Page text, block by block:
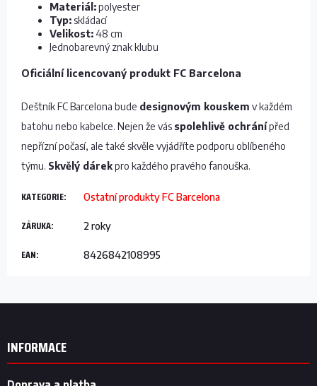
Materiál:polyester
Typ:skládací
Velikost:48 cm
Jednobarevný znak klubu
Oficiální licencovaný produkt FC Barcelona
Deštník FC Barcelona bude designovým kouskem v každém
batohu nebo kabelce. Nejen že vás spolehlivě ochránípřed
nepřízní počasí, ale také skvěle vyjádříte podporu oblíbeného
týmu. Skvělý dárekpro každého pravého fanouška.
KATEGORIE: Ostatní produkty FC Barcelona
ZÁRUKA: 2 roky
EAN: 8426842108995
Z
INFORMACE